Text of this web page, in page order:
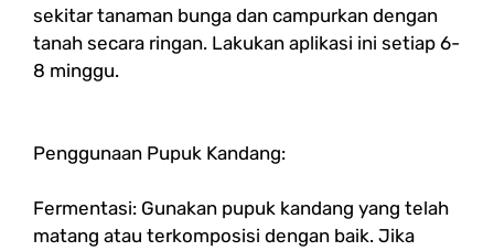
sekitar tanaman bunga dan campurkan dengan
tanah secara ringan. Lakukan aplikasi ini setiap 6-
8 minggu.
Penggunaan Pupuk Kandang:
Fermentasi: Gunakan pupuk kandang yang telah
matang atau terkomposisi dengan baik. Jika